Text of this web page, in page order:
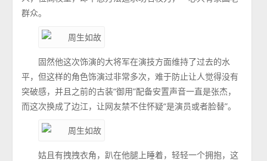
群众。
固然他这次饰演的大将军在演技方面维持了过去的水
平，但这样的角色饰演过非常多次，难于防止让人觉得没有
突破感，并且之前的古装“御用”配备安置声音一直是张杰，
而这次换成了边江，让网友禁不住怀疑“是演员或者脸替”。
姑且有拽拽衣角，趴在他腿上睡着，轻轻一个拥抱，这